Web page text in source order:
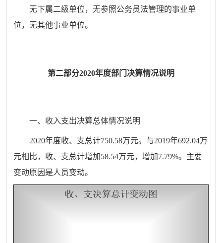
无下属二级单位，无参照公务员法管理的事业单
位，无其他事业单位。
第二部分2020年度部门决算情况说明
一、 收入支出决算总体情况说明
2020年度收、支总计750.58万元。与2019年692.04万
元相比，收、支总计增加58.54万元，增加7.79%。主要
变动原因是人员变动。